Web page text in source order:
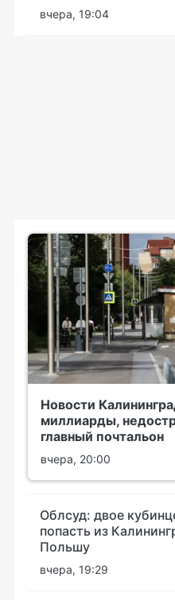
вчера, 19:04
Новости
миллиарды,
главный почтальон
вчера, 20:00
Облсуд: двое
попасть из
Польшу
вчера, 19:29